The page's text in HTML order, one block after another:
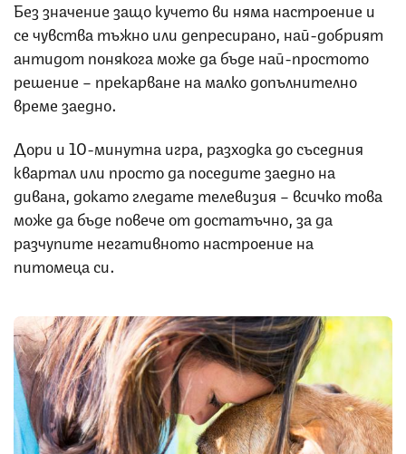
Без значение защо кучето ви няма настроение и
се чувства тъжно или депресирано, най-добрият
антидот понякога може да бъде най-простото
решение – прекарване на малко допълнително
време заедно.
Дори и 10-минутна игра, разходка до съседния
квартал или просто да поседите заедно на
дивана, докато гледате телевизия – всичко това
може да бъде повече от достатъчно, за да
разчупите негативното настроение на
питомеца си.